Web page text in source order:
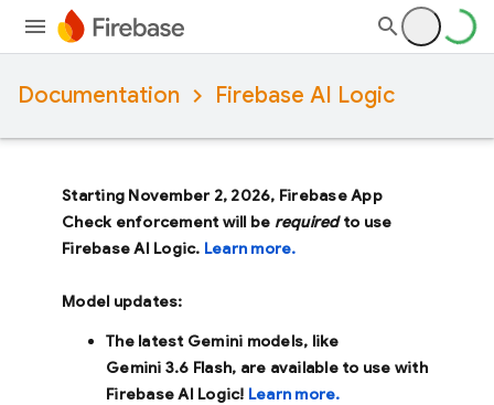
Documentation Firebase AI Logic
Starting November 2, 2026, Firebase App
Check enforcement will be requiredto use
Firebase AI Logic. Learn more.
Model updates:
The latest Gemini models, like
Gemini 3.6 Flash, are available to use with
Firebase AI Logic! Learn more.